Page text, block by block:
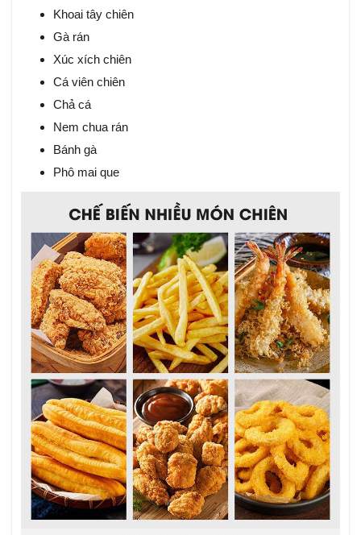
Khoai tây chiên
Gà rán
Xúc xích chiên
Cá viên chiên
Chả cá
Nem chua rán
Bánh gà
Phô mai que